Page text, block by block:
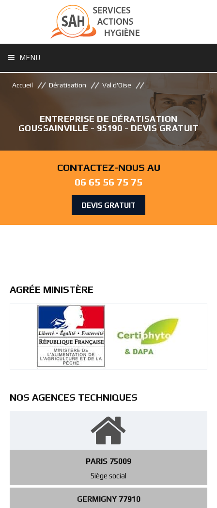
MENU
Accueil Dératisation Val d'Oise
ENTREPRISE DE DÉRATISATION
GOUSSAINVILLE - 95190 - DEVIS GRATUIT
CONTACTEZ-NOUS AU
06 65 56 75 75
DEVIS GRATUIT
AGRÉE MINISTÈRE
NOS AGENCES TECHNIQUES
PARIS 75009
Siège social
GERMIGNY 77910